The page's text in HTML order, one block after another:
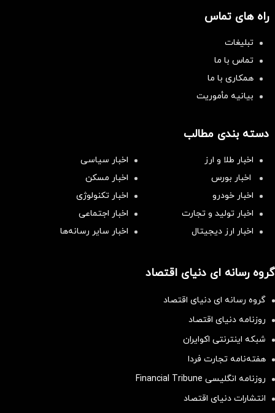
راه های تماس
تبلیغات
تماس با ما
همکاری با ما
بیانیه مأموریت
دسته بندی مطالب
اخبار طلا و ارز
اخبار سیاسی
اخبار بورس
اخبار مسکن
اخبار خودرو
اخبار تکنولوژی
اخبار تولید و تجارت
اخبار اجتماعی
اخبار ارز دیجیتال
اخبار سایر رسانه‌‌ها
گروه رسانه ای دنیای اقتصاد
گروه رسانه ای دنیای اقتصاد
روزنامه دنیای اقتصاد
شبکه اینترنتی اکوایران
هفته‌نامه تجارت فردا
روزنامه انگلیسی Financial Tribune
انتشارات دنیای اقتصاد